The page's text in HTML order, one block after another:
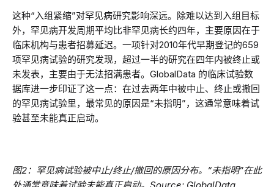
这种“入组紧缩”对罕见病研究影响深远。除难以达到入组目标
外，罕见病开发周期平均比非罕见病长约四年，主要原因在于
临床机构与患者招募延迟。一项针对2010年代早期登记的659
项罕见病试验的研究发现，超过一半的研究在四年内被终止或
未发表，主要由于无法招满患者。GlobalData 的临床试验数
据库进一步印证了这一点：在过去两年中被中止、终止或撤回
的罕见病试验里，最常见的原因是“未指明”，这通常意味着试
验甚至未能真正启动。
图2：罕见病试验被中止/终止/撤回的原因分布。“未指明”在此
处通常意味着试验未能真正启动。Source: GlobalData.